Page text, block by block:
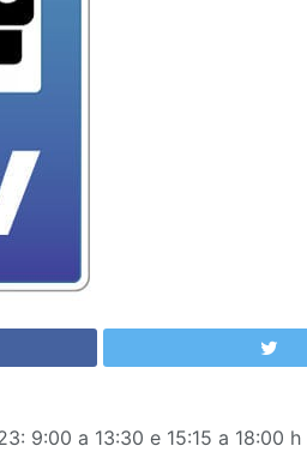
9:00 a 13:30 e 15:15 a 18:00 h